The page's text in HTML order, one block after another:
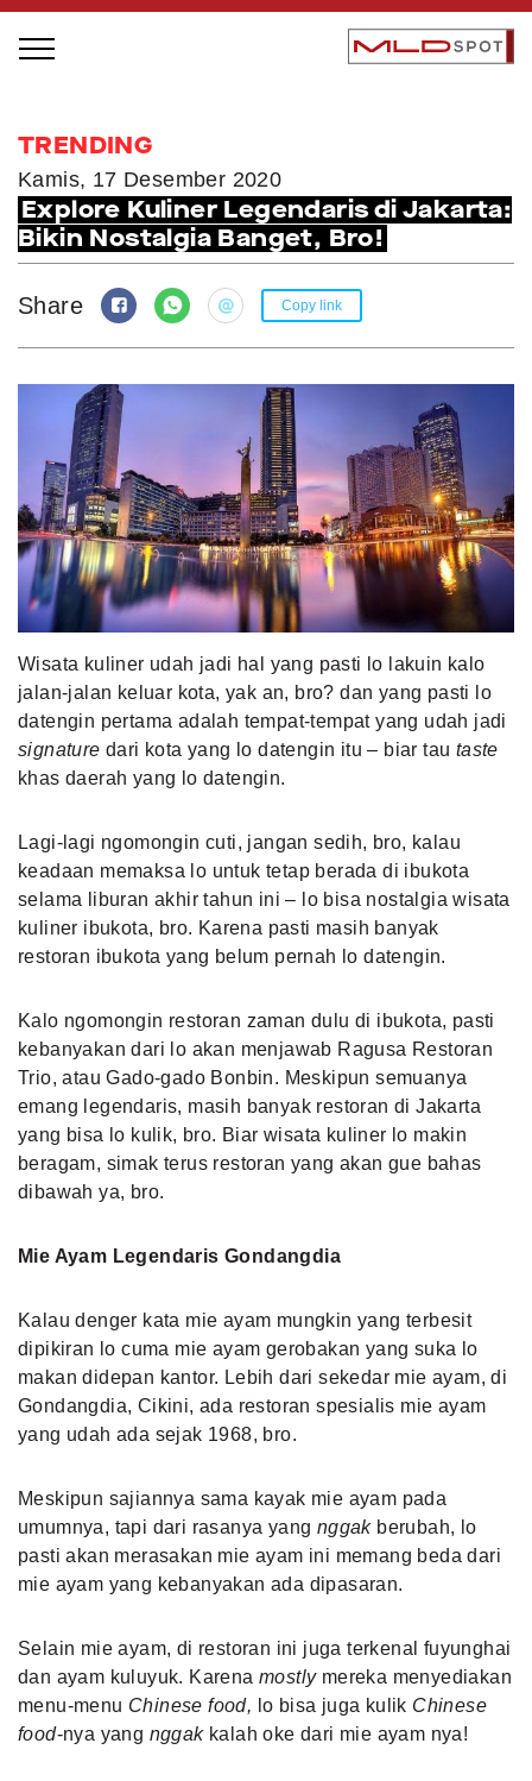
LOCAL GREATNESS
INSPIRING PEOPLE
INSPIRING PRODUCTS
INSPIRING PLACES
INSPIRING COMMUNITIES
TRENDING
EVENTS
MLDPODCAST
VIDEOS
MLDPOINTS
TRENDING
Kamis, 17 Desember 2020
Explore Kuliner Legendaris di Jakarta:
Bikin Nostalgia Banget, Bro!
Share Copy link
Wisata kuliner udah jadi hal yang pasti lo lakuin kalo
jalan-jalan keluar kota, yak an, bro? dan yang pasti lo
datengin pertama adalah tempat-tempat yang udah jadi
signature dari kota yang lo datengin itu – biar tau taste
khas daerah yang lo datengin.
Lagi-lagi ngomongin cuti, jangan sedih, bro, kalau
keadaan memaksa lo untuk tetap berada di ibukota
selama liburan akhir tahun ini – lo bisa nostalgia wisata
kuliner ibukota, bro. Karena pasti masih banyak
restoran ibukota yang belum pernah lo datengin.
Kalo ngomongin restoran zaman dulu di ibukota, pasti
kebanyakan dari lo akan menjawab Ragusa Restoran
Trio, atau Gado-gado Bonbin. Meskipun semuanya
emang legendaris, masih banyak restoran di Jakarta
yang bisa lo kulik, bro. Biar wisata kuliner lo makin
beragam, simak terus restoran yang akan gue bahas
dibawah ya, bro.
Mie Ayam Legendaris Gondangdia
Kalau denger kata mie ayam mungkin yang terbesit
dipikiran lo cuma mie ayam gerobakan yang suka lo
makan didepan kantor. Lebih dari sekedar mie ayam, di
Gondangdia, Cikini, ada restoran spesialis mie ayam
yang udah ada sejak 1968, bro.
Meskipun sajiannya sama kayak mie ayam pada
umumnya, tapi dari rasanya yang nggak berubah, lo
pasti akan merasakan mie ayam ini memang beda dari
mie ayam yang kebanyakan ada dipasaran.
Selain mie ayam, di restoran ini juga terkenal fuyunghai
dan ayam kuluyuk. Karena mostlymereka menyediakan
menu-menu Chinese food, lo bisa juga kulik Chinese
food-nya yang nggak kalah oke dari mie ayam nya!